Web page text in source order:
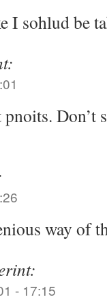
I sohlud be
Don’t
way of
- 17:15